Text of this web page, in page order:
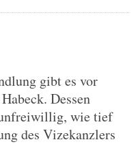
gibt es vor
Dessen
wie tief
des Vizekanzlers